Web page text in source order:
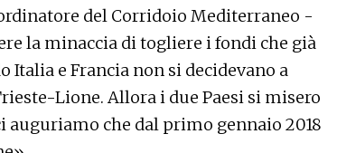
del Corridoio Mediterraneo -
la minaccia di togliere i fondi che già
Italia e Francia non si decidevano a
Lione. Allora i due Paesi si misero
auguriamo che dal primo gennaio 2018